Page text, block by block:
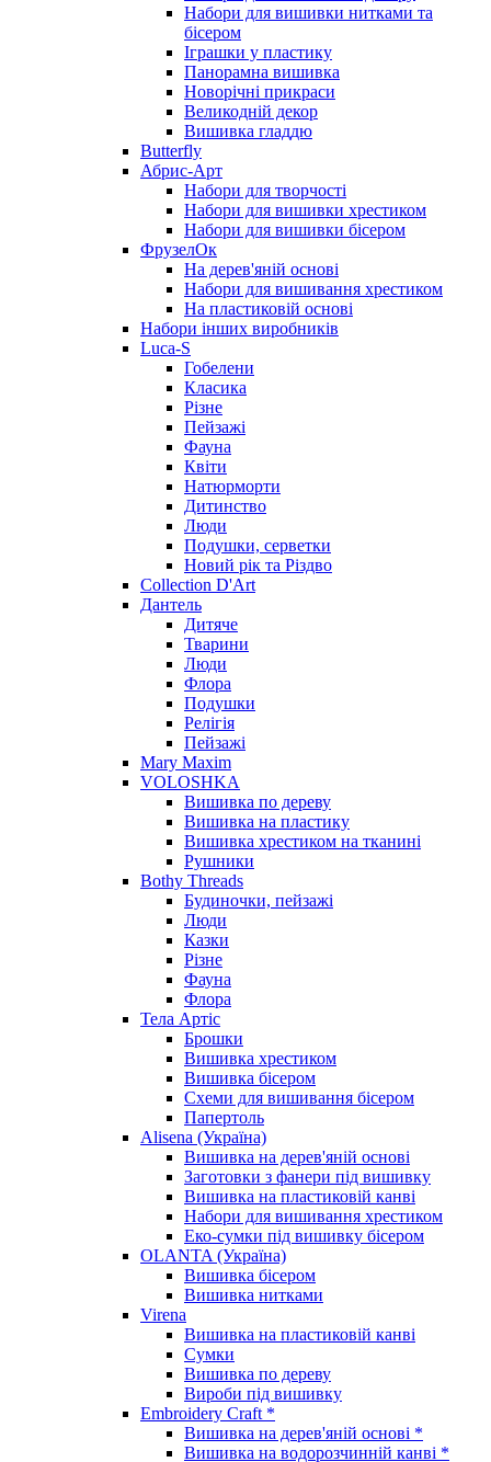
Набори для вишивки нитками та
бісером
Іграшки у пластику
Панорамна вишивка
Новорічні прикраси
Великодній декор
Вишивка гладдю
Butterfly
Абрис-Арт
Набори для творчості
Набори для вишивки хрестиком
Набори для вишивки бісером
ФрузелОк
На дерев'яній основі
Набори для вишивання хрестиком
На пластиковій основі
Набори інших виробників
Luca-S
Гобелени
Класика
Різне
Пейзажі
Фауна
Квіти
Натюрморти
Дитинство
Люди
Подушки, серветки
Новий рік та Різдво
Collection D'Art
Дантель
Дитяче
Тварини
Люди
Флора
Подушки
Релігія
Пейзажі
Mary Maxim
VOLOSHKA
Вишивка по дереву
Вишивка на пластику
Вишивка хрестиком на тканині
Рушники
Bothy Threads
Будиночки, пейзажі
Люди
Казки
Різне
Фауна
Флора
Тела Артіс
Брошки
Вишивка хрестиком
Вишивка бісером
Схеми для вишивання бісером
Папертоль
Alisena (Україна)
Вишивка на дерев'яній основі
Заготовки з фанери під вишивку
Вишивка на пластиковій канві
Набори для вишивання хрестиком
Еко-сумки під вишивку бісером
OLANTA (Україна)
Вишивка бісером
Вишивка нитками
Virena
Вишивка на пластиковій канві
Сумки
Вишивка по дереву
Вироби під вишивку
Embroidery Craft *
Вишивка на дерев'яній основі *
Вишивка на водорозчинній канві *